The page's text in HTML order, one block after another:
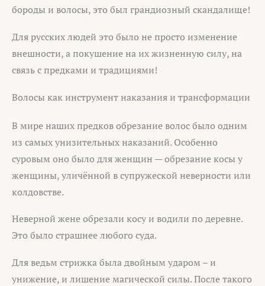
бороды и волосы, это был грандиозный скандалище!
Для русских людей это было не просто изменение
внешности, а покушение на их жизненную силу, на
связь с предками и традициями!
Волосы как инструмент наказания и трансформации
В мире наших предков обрезание волос было одним
из самых унизительных наказаний. Особенно
суровым оно было для женщин — обрезание косы у
женщины, уличённой в супружеской неверности или
колдовстве.
Неверной жене обрезали косу и водили по деревне.
Это было страшнее любого суда.
Для ведьм стрижка была двойным ударом – и
унижение, и лишение магической силы. После такого